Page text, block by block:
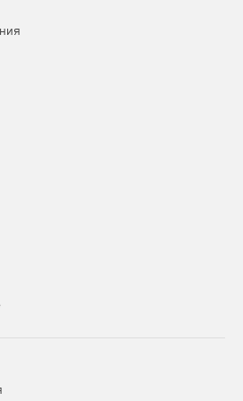
MPEG-2 SECAM, DVD-Video NTSC,
DVD-Video SECAM, MP3
AVI, MP4, MPG, WMV, MOV
папки, ISO образы файлов
FLV, AVI, VOB,3GP, ASF, MOV, F4V,
AC3, AIF, AIFF, APE, AU, FLAC,
OGG, WAV, WMA